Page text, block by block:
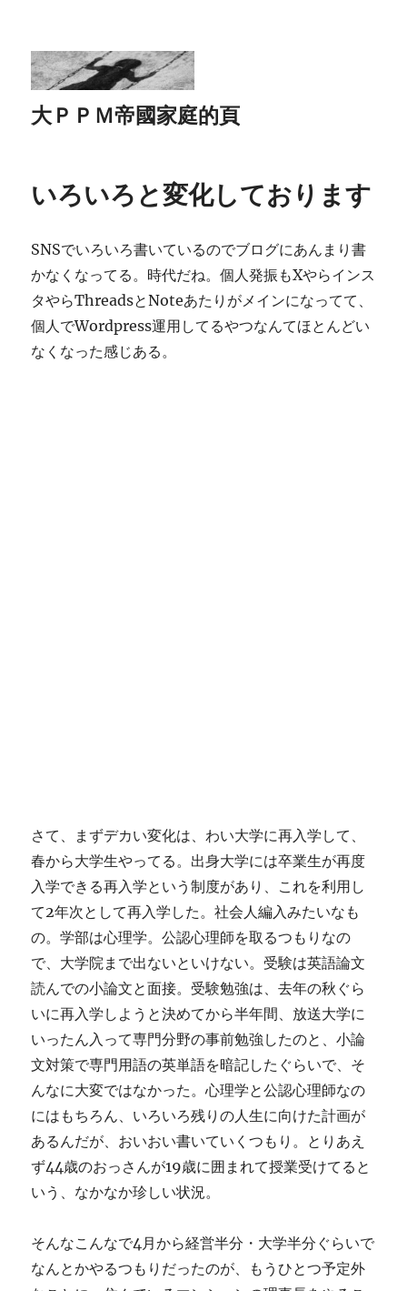
大ＰＰＭ帝國家庭的頁
いろいろと変化しております
SNSでいろいろ書いているのでブログにあんまり書
かなくなってる。時代だね。個人発振もXやらインス
タやらThreadsとNoteあたりがメインになってて、
個人でWordpress運用してるやつなんてほとんどい
なくなった感じある。
さて、まずデカい変化は、わい大学に再入学して、
春から大学生やってる。出身大学には卒業生が再度
入学できる再入学という制度があり、これを利用し
て2年次として再入学した。社会人編入みたいなも
の。学部は心理学。公認心理師を取るつもりなの
で、大学院まで出ないといけない。受験は英語論文
読んでの小論文と面接。受験勉強は、去年の秋ぐら
いに再入学しようと決めてから半年間、放送大学に
いったん入って専門分野の事前勉強したのと、小論
文対策で専門用語の英単語を暗記したぐらいで、そ
んなに大変ではなかった。心理学と公認心理師なの
にはもちろん、いろいろ残りの人生に向けた計画が
あるんだが、おいおい書いていくつもり。とりあえ
ず44歳のおっさんが19歳に囲まれて授業受けてると
いう、なかなか珍しい状況。
そんなこんなで4月から経営半分・大学半分ぐらいで
なんとかやるつもりだったのが、もうひとつ予定外